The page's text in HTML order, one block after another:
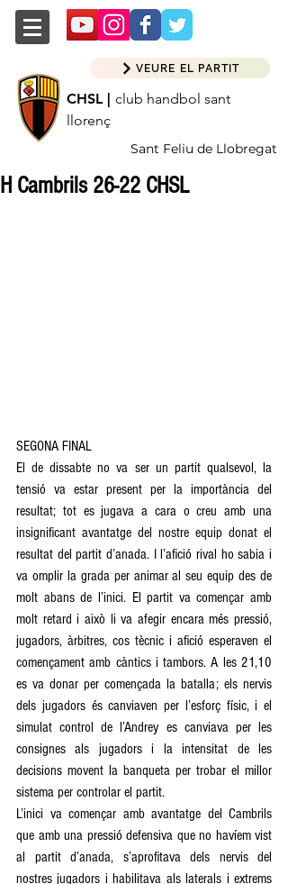
CHSL | club handbol sant
llorenç
Sant Feliu de Llobregat
VEURE EL PARTIT
H Cambrils 26-22 CHSL
SEGONA FINAL
El de dissabte no va ser un partit qualsevol, la
tensió va estar present per la importància del
resultat; tot es jugava a cara o creu amb una
insignificant avantatge del nostre equip donat el
resultat del partit d’anada. I l’afició rival ho sabia i
va omplir la grada per animar al seu equip des de
molt abans de l’inici. El partit va començar amb
molt retard i això li va afegir encara més pressió,
jugadors, àrbitres, cos tècnic i afició esperaven el
començament amb càntics i tambors. A les 21,10
es va donar per començada la batalla; els nervis
dels jugadors és canviaven per l’esforç físic, i el
simulat control de l’Andrey es canviava per les
consignes als jugadors i la intensitat de les
decisions movent la banqueta per trobar el millor
sistema per controlar el partit.
L’inici va començar amb avantatge del Cambrils
que amb una pressió defensiva que no havíem vist
al partit d’anada, s’aprofitava dels nervis del
nostres jugadors i habilitava als laterals i extrems